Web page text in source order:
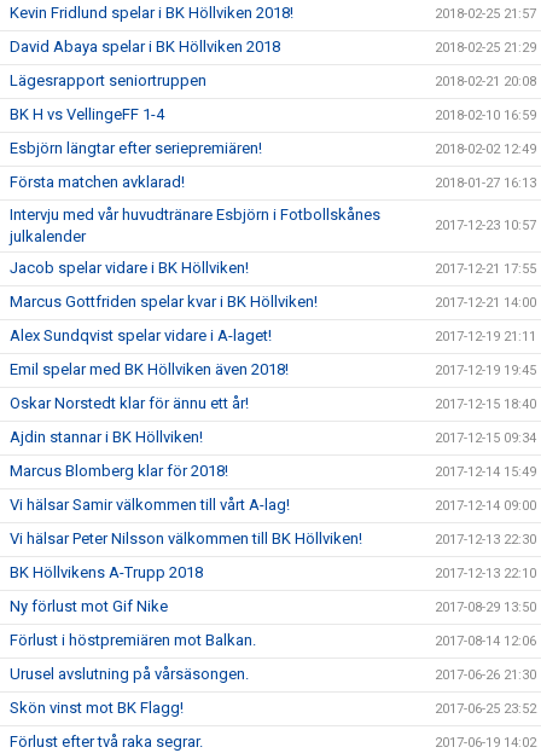
Kevin Fridlund spelar i BK Höllviken 2018! 2018-02-25 21:57
David Abaya spelar i BK Höllviken 2018 2018-02-25 21:29
Lägesrapport seniortruppen 2018-02-21 20:08
BK H vs VellingeFF 1-4 2018-02-10 16:59
Esbjörn längtar efter seriepremiären! 2018-02-02 12:49
Första matchen avklarad! 2018-01-27 16:13
Intervju med vår huvudtränare Esbjörn i Fotbollskånes
julkalender
2017-12-23 10:57
Jacob spelar vidare i BK Höllviken! 2017-12-21 17:55
Marcus Gottfriden spelar kvar i BK Höllviken! 2017-12-21 14:00
Alex Sundqvist spelar vidare i A-laget! 2017-12-19 21:11
Emil spelar med BK Höllviken även 2018! 2017-12-19 19:45
Oskar Norstedt klar för ännu ett år! 2017-12-15 18:40
Ajdin stannar i BK Höllviken! 2017-12-15 09:34
Marcus Blomberg klar för 2018! 2017-12-14 15:49
Vi hälsar Samir välkommen till vårt A-lag! 2017-12-14 09:00
Vi hälsar Peter Nilsson välkommen till BK Höllviken! 2017-12-13 22:30
BK Höllvikens A-Trupp 2018 2017-12-13 22:10
Ny förlust mot Gif Nike 2017-08-29 13:50
Förlust i höstpremiären mot Balkan. 2017-08-14 12:06
Urusel avslutning på vårsäsongen. 2017-06-26 21:30
Skön vinst mot BK Flagg! 2017-06-25 23:52
Förlust efter två raka segrar. 2017-06-19 14:02